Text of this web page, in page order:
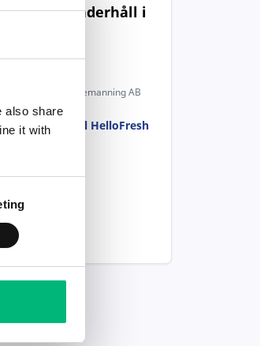
also share
it with
drift, underhåll i
Rekrytering & Bemanning AB
Technician till HelloFresh
AB